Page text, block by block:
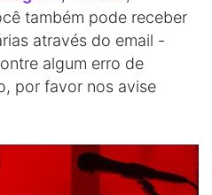
também pode receber
através do email -
algum erro de
por favor nos avise